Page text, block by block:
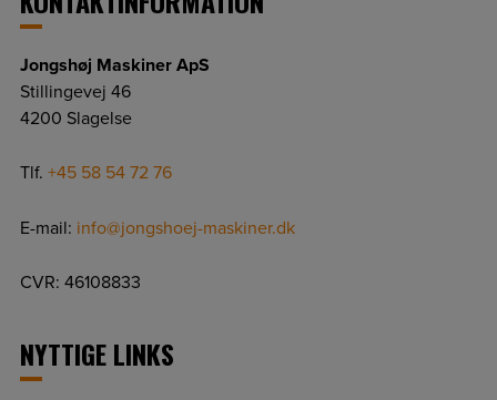
Jongshøj Maskiner ApS
Stillingevej 46
4200 Slagelse
Tlf. +45 58 54 72 76
E-mail: info@jongshoej-maskiner.dk
CVR: 46108833
NYTTIGE LINKS